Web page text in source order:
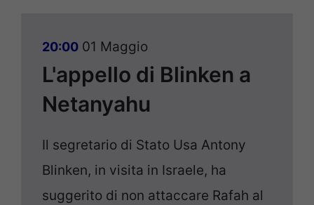
20:00 01 Maggio
L'appello di Blinken a
Netanyahu
Il segretario di Stato Usa Antony
Blinken, in visita in Israele, ha
suggerito di non attaccare Rafah al